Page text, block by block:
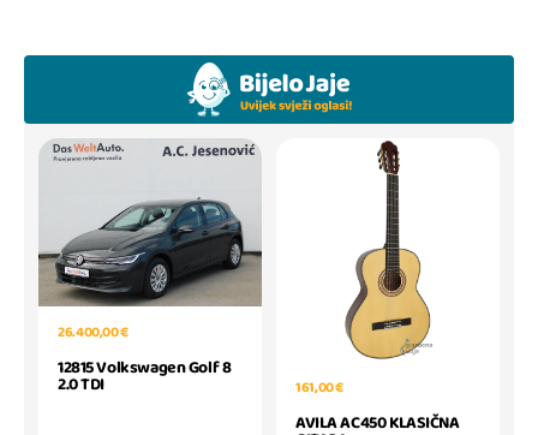
26.400,00 €
12815 Volkswagen Golf 8
2.0 TDI 161,00 €
AVILA AC450 KLASIČNA